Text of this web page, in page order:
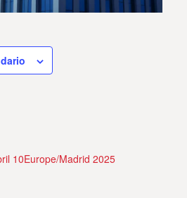
10Europe/Madrid 2025